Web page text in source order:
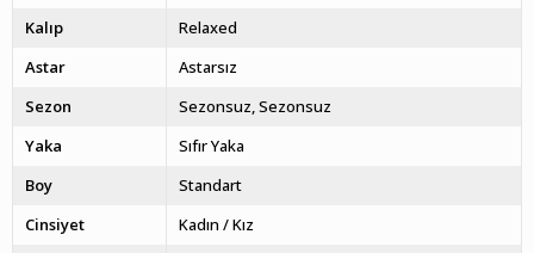
Kalıp
Relaxed
Astar
Astarsız
Sezon
Sezonsuz Sezonsuz
Yaka
Sıfır Yaka
Boy
Standart
Cinsiyet
Kadın / Kız